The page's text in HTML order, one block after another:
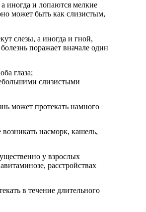
иногда и лопаются мелкие
может быть как слизистым,
слезы, а иногда и гной,
поражает вначале один
глаза;
слизистыми
может протекать намного
насморк, кашель,
у взрослых
расстройствах
в течение длительного